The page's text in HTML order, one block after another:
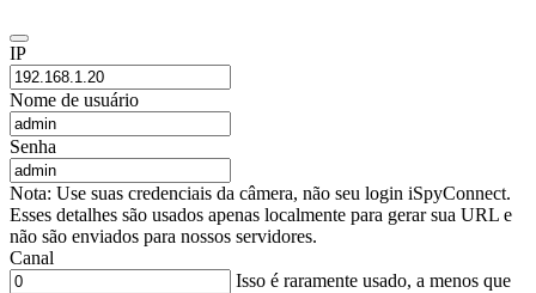
IP
Nome de usuário
Senha
Nota: Use suas credenciais da câmera, não seu login iSpyConnect.
Esses detalhes são usados apenas localmente para gerar sua URL e
não são enviados para nossos servidores.
Canal
Isso é raramente usado, a menos que